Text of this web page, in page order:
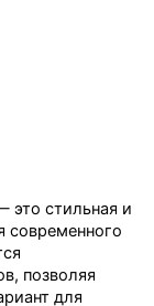
это стильная и
современного
позволяя
для